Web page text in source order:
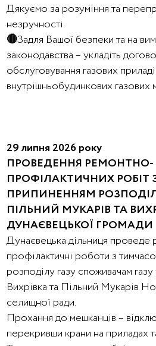
Дякуємо за розуміння та
незручності.
🔴Задля Вашої безпеки та на
законодавства – укладіть
обслуговування газових
внутрішньобудинкових
29 липня 2026 року
ПРОВЕДЕННЯ РЕМОНТНО-
ПРОФІЛАКТИЧНИХ
ПРИПИНЕННЯМ
ПІЛЬНИЙ МУКАРІВ ТА
ДУНАЄВЕЦЬКОЇ ГРОМАДИ
Дунаєвецька дільниця
профілактичні роботи з
розподілу газу споживачам
Вихрівка та Пільний Мукарів
селищної ради.
Прохання до мешканців –
перекривши крани на приладах